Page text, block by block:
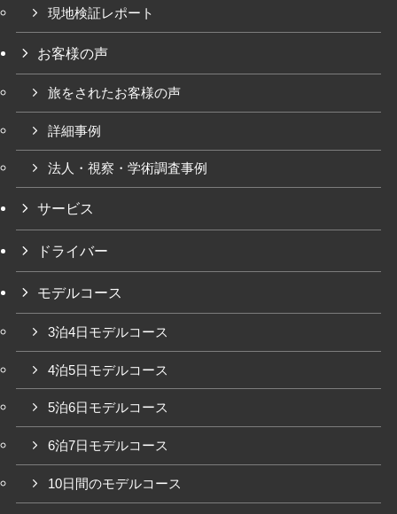
現地検証レポート
お客様の声
旅をされたお客様の声
詳細事例
法人・視察・学術調査事例
サービス
ドライバー
モデルコース
3泊4日モデルコース
4泊5日モデルコース
5泊6日モデルコース
6泊7日モデルコース
10日間のモデルコース